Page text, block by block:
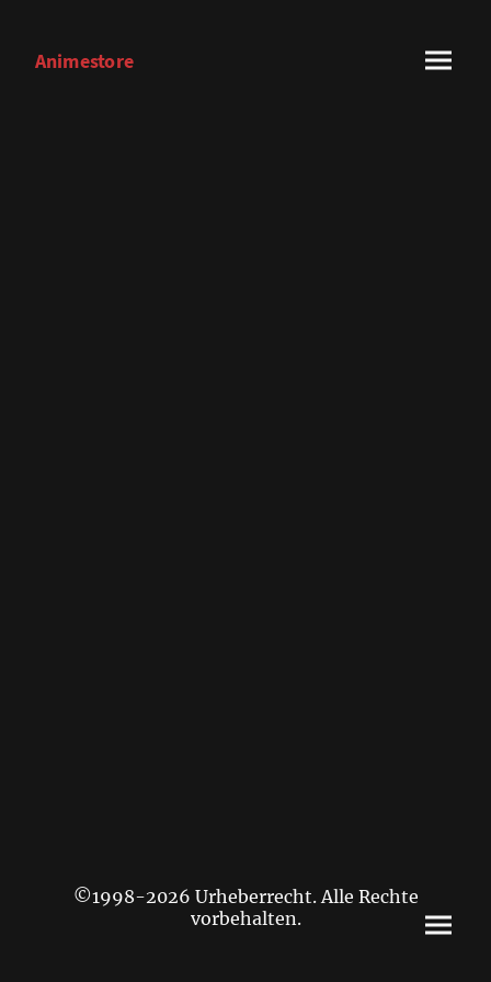
Animestore
©1998-2026 Urheberrecht. Alle Rechte
vorbehalten.